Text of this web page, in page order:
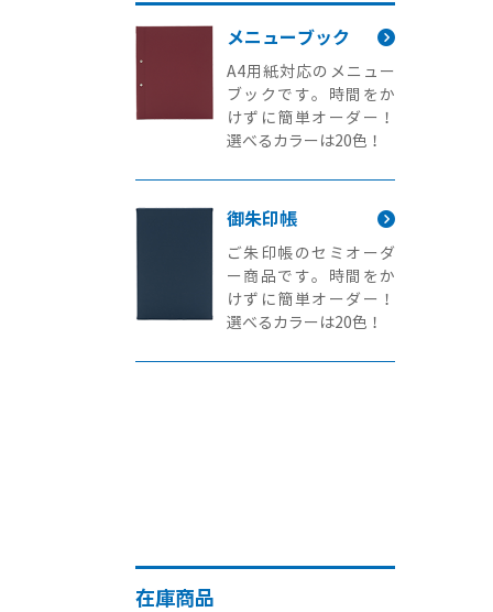
メニューブック
A4用紙対応のメニュー
ブックです。時間をか
けずに簡単オーダー！
選べるカラーは20色！
御朱印帳
ご朱印帳のセミオーダ
ー商品です。時間をか
けずに簡単オーダー！
選べるカラーは20色！
在庫商品